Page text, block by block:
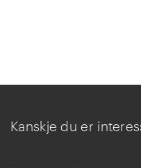
Kanskje du er